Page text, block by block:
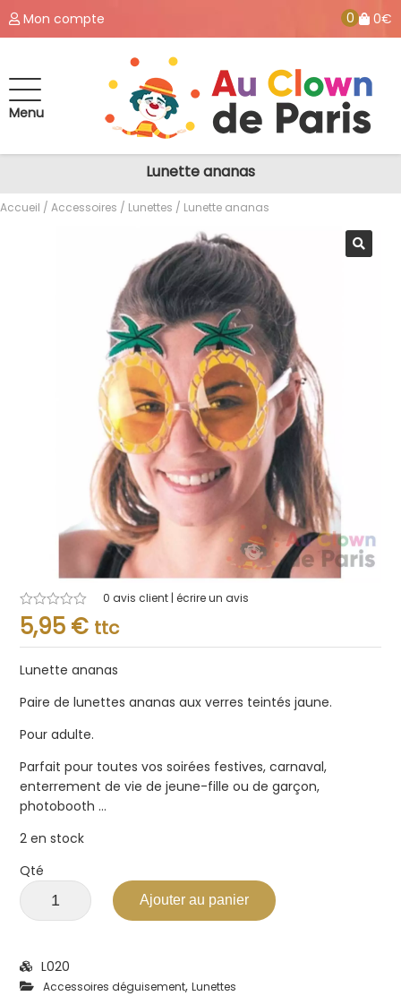
Mon compte 0 0€
Menu
Lunette ananas
Accueil / Accessoires / Lunettes / Lunette ananas
Note
0.001
sur
0 avis client | écrire un avis
5,95 € ttc
Lunette ananas
Paire de lunettes ananas aux verres teintés jaune.
Pour adulte.
Parfait pour toutes vos soirées festives, carnaval,
enterrement de vie de jeune-fille ou de garçon,
photobooth …
2 en stock
Qté
Ajouter au panier
L020
Accessoires déguisement,Lunettes